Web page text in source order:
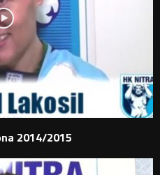
2014/2015